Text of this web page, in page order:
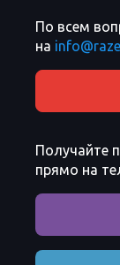
По всем
на
Получайте
прямо на